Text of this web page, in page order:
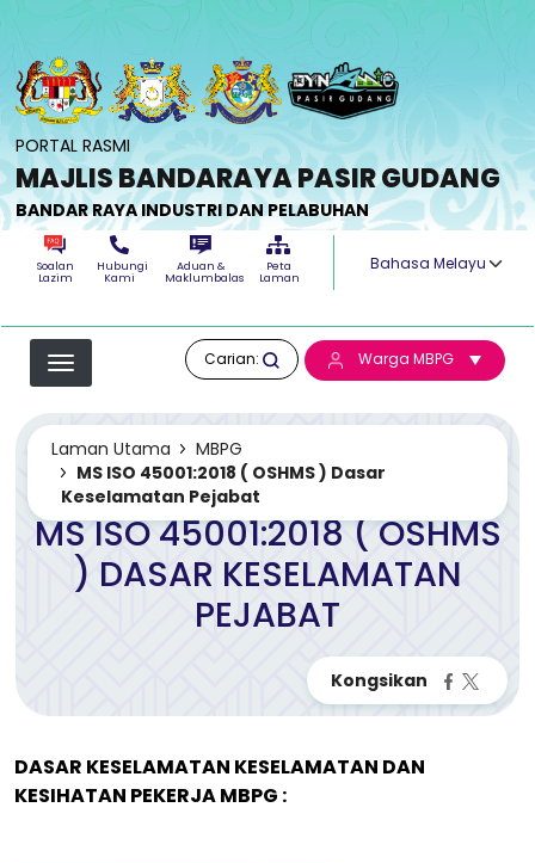
PORTAL RASMI
MAJLIS BANDARAYA PASIR GUDANG
BANDAR RAYA INDUSTRI DAN PELABUHAN
Soalan
Lazim
Hubungi
Kami
Aduan &
Maklumbalas
Peta
Laman
Select your
Carian: Warga MBPG
Laman Utama
MBPG
MS ISO 45001:2018 ( OSHMS ) Dasar
Keselamatan Pejabat
MS ISO 45001:2018 ( OSHMS
) DASAR KESELAMATAN
PEJABAT
DASAR KESELAMATAN KESELAMATAN DAN
KESIHATAN PEKERJA MBPG :